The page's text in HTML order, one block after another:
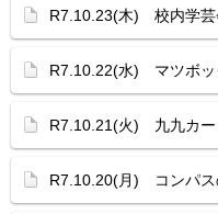
R7.10.23(木) 校内学芸
R7.10.22(水) マツボッ
R7.10.21(火) 九九カー
R7.10.20(月) コンパス